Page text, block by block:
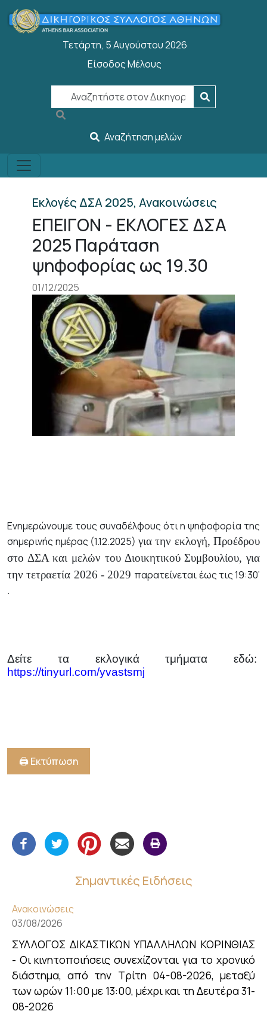
Παράκαμψη προς το κυρίως περιεχόμενο
Τετάρτη, 5 Αυγούστου 2026
User account menu
Είσοδος Μέλους
Αναζήτηση μελών
Εκλογές ΔΣΑ 2025, Ανακοινώσεις
ΕΠΕΙΓΟΝ - ΕΚΛΟΓΕΣ ΔΣΑ
2025 Παράταση
ψηφοφορίας ως 19.30
01/12/2025
Σημαντικές Ειδήσεις
Ανακοινώσεις
03/08/2026
ΣΥΛΛΟΓΟΣ ΔΙΚΑΣΤΙΚΩΝ ΥΠΑΛΛΗΛΩΝ ΚΟΡΙΝΘΙΑΣ
- Οι κινητοποιήσεις συνεχίζονται για το χρονικό
διάστημα, από την Τρίτη 04-08-2026, μεταξύ
των ωρών 11:00 με 13:00, μέχρι και τη Δευτέρα 31-
08-2026
Ενημερώνουμε τους συναδέλφους ότι η ψηφοφορία της
σημερινής ημέρας (1.12.2025) για την εκλογή, Προέδρου
στο ΔΣΑ και μελών του Διοικητικού Συμβουλίου, για
την τετραετία 2026 - 2029 παρατείνεται έως τις 19:30’
.
Δείτε τα εκλογικά τμήματα εδώ:
https://tinyurl.com/yvastsmj
🖨️ Εκτύπωση